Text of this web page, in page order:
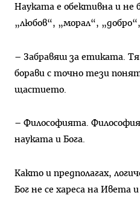
Науката е обективна и не
„любов“, „морал“, „добро“,
– Забравяш за етиката.
борави с точно тези
щастието.
– Философията.
науката и Бога.
Както и предполагах,
Бог не се хареса на Ивета